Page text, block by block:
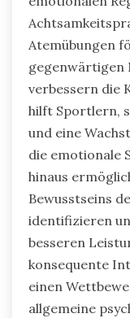
Atemübungen
gegenwärtigen
verbessern die
hilft Sportlern,
und eine
die emotionale
hinaus
Bewusstseins
identifizieren
besseren
konsequente
einen
allgemeine